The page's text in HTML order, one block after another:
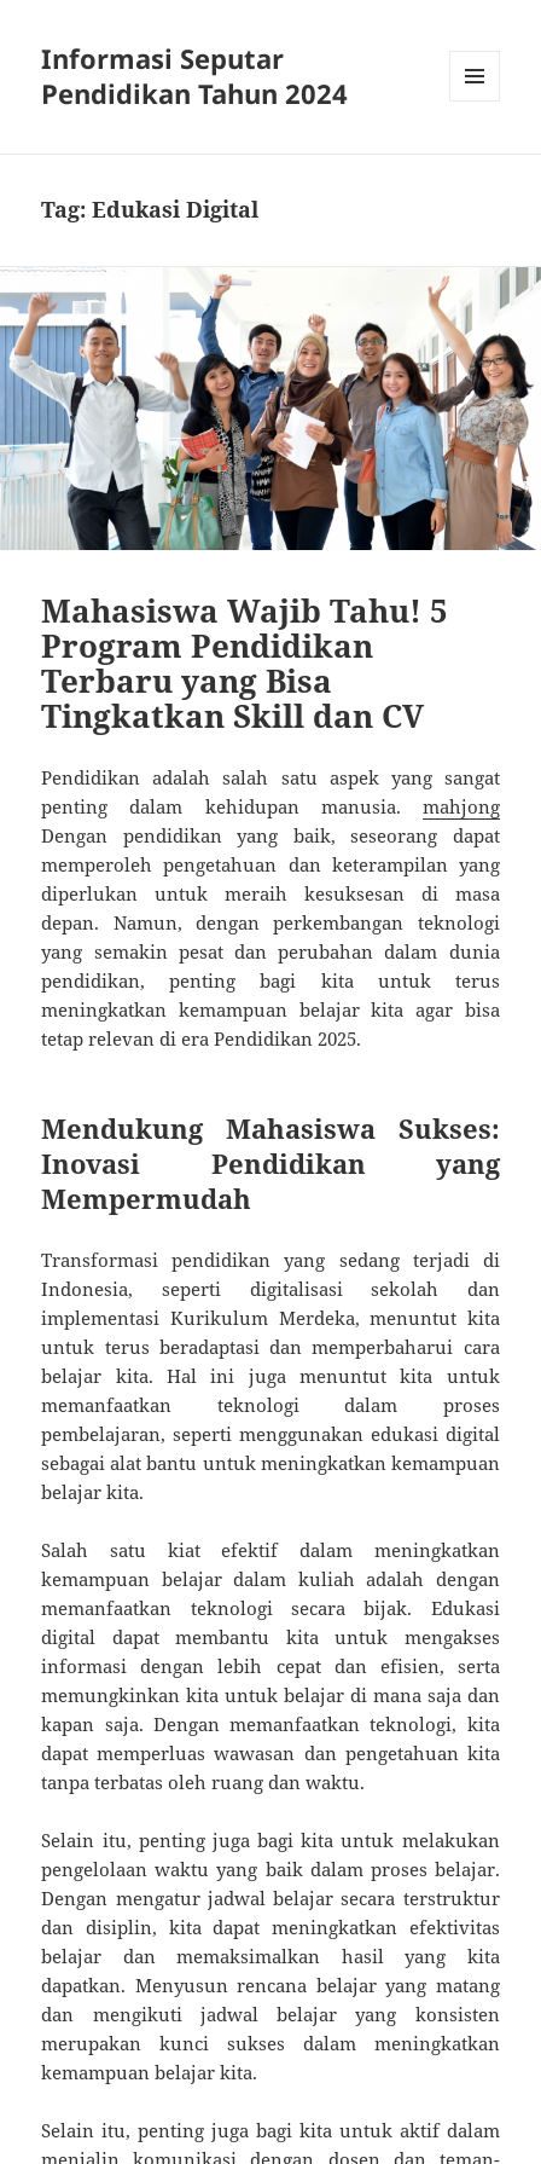
Informasi Seputar
Pendidikan Tahun 2024
Tag:Edukasi Digital
Mahasiswa Wajib Tahu! 5
Program Pendidikan
Terbaru yang Bisa
Tingkatkan Skill dan CV
Pendidikan adalah salah satu aspek yang sangat
penting dalam kehidupan manusia. mahjong
Dengan pendidikan yang baik, seseorang dapat
memperoleh pengetahuan dan keterampilan yang
diperlukan untuk meraih kesuksesan di masa
depan. Namun, dengan perkembangan teknologi
yang semakin pesat dan perubahan dalam dunia
pendidikan, penting bagi kita untuk terus
meningkatkan kemampuan belajar kita agar bisa
tetap relevan di era Pendidikan 2025.
Mendukung Mahasiswa Sukses:
Inovasi Pendidikan yang
Mempermudah
Transformasi pendidikan yang sedang terjadi di
Indonesia, seperti digitalisasi sekolah dan
implementasi Kurikulum Merdeka, menuntut kita
untuk terus beradaptasi dan memperbaharui cara
belajar kita. Hal ini juga menuntut kita untuk
memanfaatkan teknologi dalam proses
pembelajaran, seperti menggunakan edukasi digital
sebagai alat bantu untuk meningkatkan kemampuan
belajar kita.
Salah satu kiat efektif dalam meningkatkan
kemampuan belajar dalam kuliah adalah dengan
memanfaatkan teknologi secara bijak. Edukasi
digital dapat membantu kita untuk mengakses
informasi dengan lebih cepat dan efisien, serta
memungkinkan kita untuk belajar di mana saja dan
kapan saja. Dengan memanfaatkan teknologi, kita
dapat memperluas wawasan dan pengetahuan kita
tanpa terbatas oleh ruang dan waktu.
Selain itu, penting juga bagi kita untuk melakukan
pengelolaan waktu yang baik dalam proses belajar.
Dengan mengatur jadwal belajar secara terstruktur
dan disiplin, kita dapat meningkatkan efektivitas
belajar dan memaksimalkan hasil yang kita
dapatkan. Menyusun rencana belajar yang matang
dan mengikuti jadwal belajar yang konsisten
merupakan kunci sukses dalam meningkatkan
kemampuan belajar kita.
Selain itu, penting juga bagi kita untuk aktif dalam
menjalin komunikasi dengan dosen dan teman-